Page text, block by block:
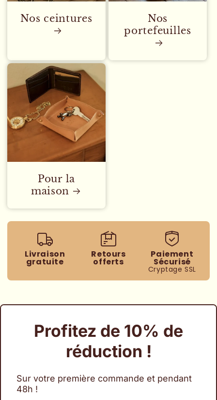
Nos ceintures
Nos
portefeuilles
Pour la
maison
Livraison
gratuite
Retours
offerts
Paiement
Sécurisé
Cryptage SSL
Profitez de 10% de
réduction !
Sur votre première commande et pendant
48h !